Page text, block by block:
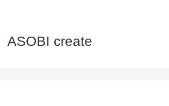
ASOBI create